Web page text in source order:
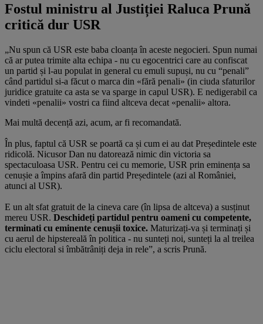
Fostul ministru al Justiției Raluca Prună
critică dur USR
„Nu spun că USR este baba cloanța în aceste negocieri. Spun numai
că ar putea trimite alta echipa - nu cu egocentrici care au confiscat
un partid și l-au populat in general cu emuli supuși, nu cu “penali”
când partidul si-a făcut o marca din «fără penali» (in ciuda sfaturilor
juridice gratuite ca asta se va sparge in capul USR). E nedigerabil ca
vindeti «penalii» vostri ca fiind altceva decat «penalii» altora.
Mai multă decență azi, acum, ar fi recomandată.
În plus, faptul că USR se poartă ca și cum ei au dat Președintele este
ridicolă. Nicusor Dan nu datorează nimic din victoria sa
spectaculoasa USR. Pentru cei cu memorie, USR prin eminența sa
cenușie a împins afară din partid Președintele (azi al României,
atunci al USR).
E un alt sfat gratuit de la cineva care (în lipsa de altceva) a susținut
mereu USR. Deschideți partidul pentru oameni cu competente,
terminati cu eminente cenușii toxice. Maturizați-va și terminați și
cu aerul de hipstereală în politica - nu sunteți noi, sunteți la al treilea
ciclu electoral si îmbătrâniți deja in rele”, a scris Prună.